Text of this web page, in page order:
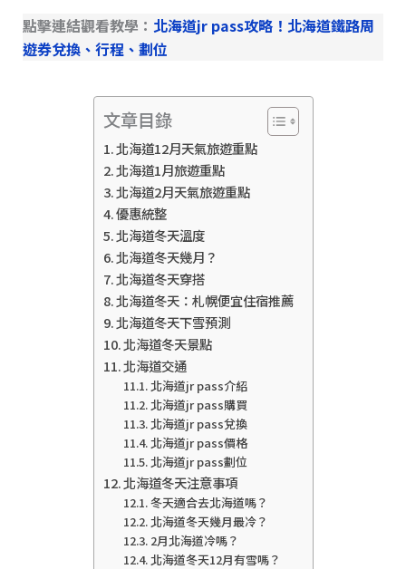
點擊連結觀看教學： 北海道jr pass攻略！北海道鐵路周
遊券兌換、行程、劃位
文章目錄
北海道12月天氣旅遊重點
北海道1月旅遊重點
北海道2月天氣旅遊重點
優惠統整
北海道冬天溫度
北海道冬天幾月？
北海道冬天穿搭
北海道冬天：札幌便宜住宿推薦
北海道冬天下雪預測
北海道冬天景點
北海道交通
北海道jr pass介紹
北海道jr pass購買
北海道jr pass兌換
北海道jr pass價格
北海道jr pass劃位
北海道冬天注意事項
冬天適合去北海道嗎？
北海道冬天幾月最冷？
2月北海道冷嗎？
北海道冬天12月有雪嗎？